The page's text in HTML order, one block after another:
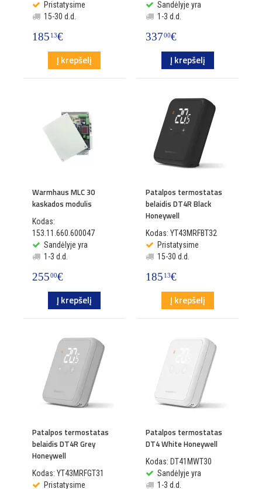
Pristatysime
15-30 d.d.
185 13€
Į krepšelį
Sandėlyje yra
1-3 d.d.
33700€
Į krepšelį
Warmhaus MLC 30
kaskados modulis
Kodas:
153.11.660.600047
Sandėlyje yra
1-3 d.d.
25500€
Į krepšelį
Patalpos termostatas
belaidis DT4R Black
Honeywell
Kodas: YT43MRFBT32
Pristatysime
15-30 d.d.
185 13€
Į krepšelį
Patalpos termostatas
belaidis DT4R Grey
Honeywell
Kodas: YT43MRFGT31
Pristatysime
Patalpos termostatas
DT4 White Honeywell
Kodas: DT41MWT30
Sandėlyje yra
1-3 d.d.